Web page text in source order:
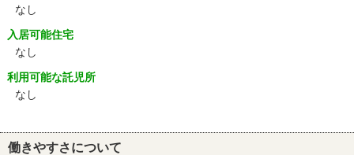
なし
入居可能住宅
なし
利用可能な託児所
なし
働きやすさについて